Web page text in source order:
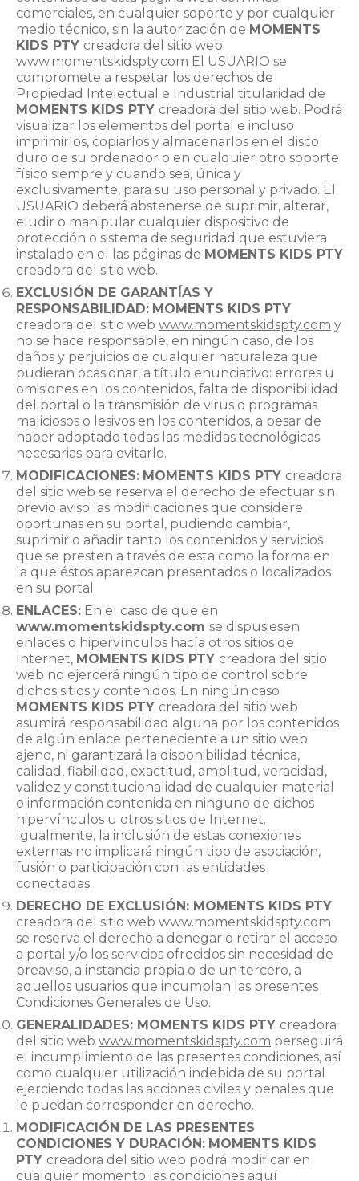
comerciales, en cualquier soporte y por cualquier
medio técnico, sin la autorización de MOMENTS
KIDS PTY creadora del sitio web
www.momentskidspty.com El USUARIO se
compromete a respetar los derechos de
Propiedad Intelectual e Industrial titularidad de
MOMENTS KIDS PTY creadora del sitio web. Podrá
visualizar los elementos del portal e incluso
imprimirlos, copiarlos y almacenarlos en el disco
duro de su ordenador o en cualquier otro soporte
físico siempre y cuando sea, única y
exclusivamente, para su uso personal y privado. El
USUARIO deberá abstenerse de suprimir, alterar,
eludir o manipular cualquier dispositivo de
protección o sistema de seguridad que estuviera
instalado en el las páginas de MOMENTS KIDS PTY
creadora del sitio web.
EXCLUSIÓN DE GARANTÍAS Y
RESPONSABILIDAD: MOMENTS KIDS PTY
creadora del sitio web www.momentskidspty.com y
no se hace responsable, en ningún caso, de los
daños y perjuicios de cualquier naturaleza que
pudieran ocasionar, a título enunciativo: errores u
omisiones en los contenidos, falta de disponibilidad
del portal o la transmisión de virus o programas
maliciosos o lesivos en los contenidos, a pesar de
haber adoptado todas las medidas tecnológicas
necesarias para evitarlo.
MODIFICACIONES: MOMENTS KIDS PTY creadora
del sitio web se reserva el derecho de efectuar sin
previo aviso las modificaciones que considere
oportunas en su portal, pudiendo cambiar,
suprimir o añadir tanto los contenidos y servicios
que se presten a través de esta como la forma en
la que éstos aparezcan presentados o localizados
en su portal.
ENLACES: En el caso de que en
www.momentskidspty.com se dispusiesen
enlaces o hipervínculos hacía otros sitios de
Internet, MOMENTS KIDS PTY creadora del sitio
web no ejercerá ningún tipo de control sobre
dichos sitios y contenidos. En ningún caso
MOMENTS KIDS PTY creadora del sitio web
asumirá responsabilidad alguna por los contenidos
de algún enlace perteneciente a un sitio web
ajeno, ni garantizará la disponibilidad técnica,
calidad, fiabilidad, exactitud, amplitud, veracidad,
validez y constitucionalidad de cualquier material
o información contenida en ninguno de dichos
hipervínculos u otros sitios de Internet.
Igualmente, la inclusión de estas conexiones
externas no implicará ningún tipo de asociación,
fusión o participación con las entidades
conectadas.
DERECHO DE EXCLUSIÓN: MOMENTS KIDS PTY
creadora del sitio web www.momentskidspty.com
se reserva el derecho a denegar o retirar el acceso
a portal y/o los servicios ofrecidos sin necesidad de
preaviso, a instancia propia o de un tercero, a
aquellos usuarios que incumplan las presentes
Condiciones Generales de Uso.
GENERALIDADES: MOMENTS KIDS PTY creadora
del sitio web www.momentskidspty.com perseguirá
el incumplimiento de las presentes condiciones, así
como cualquier utilización indebida de su portal
ejerciendo todas las acciones civiles y penales que
le puedan corresponder en derecho.
MODIFICACIÓN DE LAS PRESENTES
CONDICIONES Y DURACIÓN: MOMENTS KIDS
PTY creadora del sitio web podrá modificar en
cualquier momento las condiciones aquí